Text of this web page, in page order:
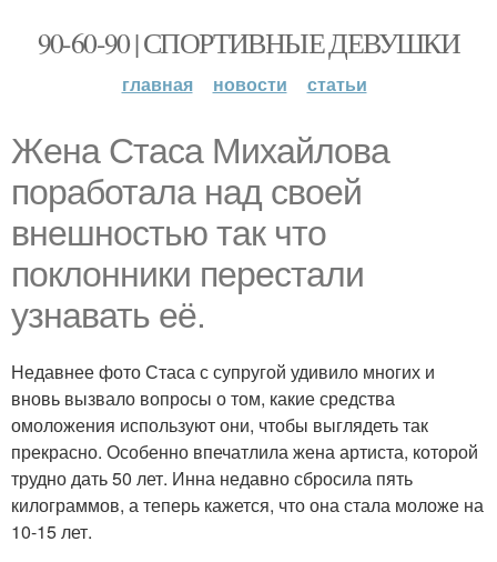
90-60-90 | СПОРТИВНЫЕ ДЕВУШКИ
главная новости статьи
Жена Стаса Михайлова
поработала над своей
внешностью так что
поклонники перестали
узнавать её.
Недавнее фото Стаса с супругой удивило многих и
вновь вызвало вопросы о том, какие средства
омоложения используют они, чтобы выглядеть так
прекрасно. Особенно впечатлила жена артиста, которой
трудно дать 50 лет. Инна недавно сбросила пять
килограммов, а теперь кажется, что она стала моложе на
10-15 лет.